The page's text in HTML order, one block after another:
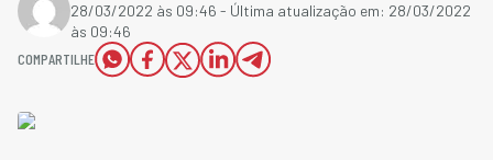
28/03/2022 às 09:46 - Última atualização em: 28/03/2022
às 09:46
COMPARTILHE